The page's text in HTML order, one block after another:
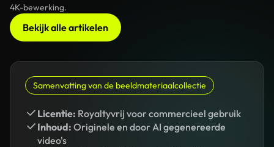
4K-bewerking.
Bekijk alle artikelen
Samenvatting van de beeldmateriaalcollectie
Licentie: Royaltyvrij voor commercieel gebruik
Inhoud: Originele en door AI gegenereerde
video's